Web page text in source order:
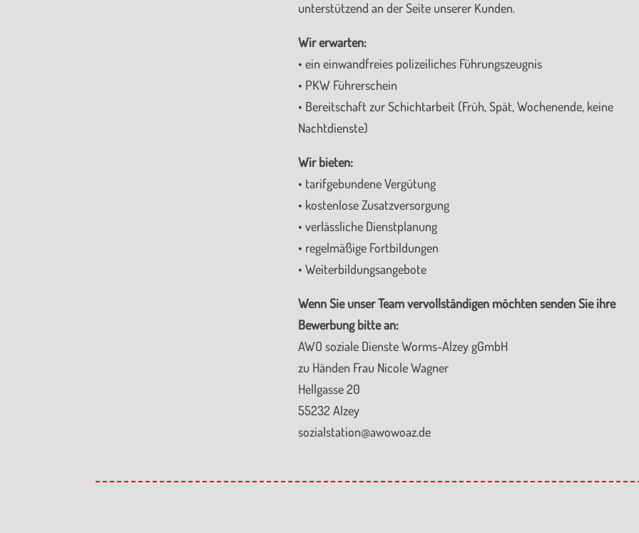
unterstützend an der Seite unserer Kunden.
Wir erwarten:
• ein einwandfreies polizeiliches Führungszeugnis
• PKW Führerschein
• Bereitschaft zur Schichtarbeit (Früh, Spät, Wochenende, keine
Nachtdienste)
Wir bieten:
• tarifgebundene Vergütung
• kostenlose Zusatzversorgung
• verlässliche Dienstplanung
• regelmäßige Fortbildungen
• Weiterbildungsangebote
Wenn Sie unser Team vervollständigen möchten senden Sie ihre
Bewerbung bitte an:
AWO soziale Dienste Worms-Alzey gGmbH
zu Händen Frau Nicole Wagner
Hellgasse 20
55232 Alzey
sozialstation@awowoaz.de